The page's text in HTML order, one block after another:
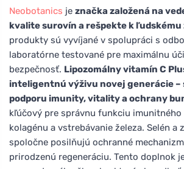
Neobotanics je značka založená na
kvalite surovín a rešpekte k ľudskému
produkty sú vyvíjané v spolupráci s
laboratórne testované pre maximálnu
bezpečnosť. Lipozomálny vitamín C
inteligentnú výživu novej generácie –
podporu imunity, vitality a ochrany
kľúčový pre správnu funkciu
kolagénu a vstrebávanie železa. Selén a
spoločne posilňujú ochranné
prirodzenú regeneráciu. Tento doplnok